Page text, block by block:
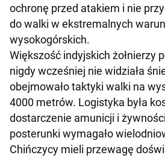
ochronę przed atakiem i nie
do walki w ekstremalnych
wysokogórskich.
Większość indyjskich żołnierzy
nigdy wcześniej nie widziała
obejmowało taktyki walki na
4000 metrów. Logistyka była
dostarczenie amunicji i
posterunki wymagało
Chińczycy mieli przewagę